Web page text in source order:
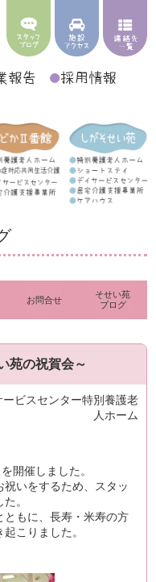
お問合せ
そせい苑
ブログ
苑の祝賀会～
ービスセンター特別養護老
人ホーム
開催しました。
いをするため、スタッ
。
ともに、長寿・米寿の方
こりました。